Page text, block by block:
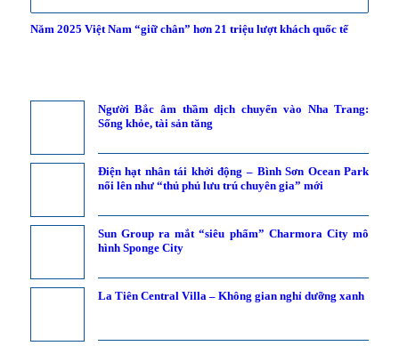
Năm 2025 Việt Nam “giữ chân” hơn 21 triệu lượt khách quốc tế
Người Bắc âm thầm dịch chuyển vào Nha Trang:
Sống khỏe, tài sản tăng
Điện hạt nhân tái khởi động – Bình Sơn Ocean Park
nổi lên như “thủ phủ lưu trú chuyên gia” mới
Sun Group ra mắt “siêu phẩm” Charmora City mô
hình Sponge City
La Tiên Central Villa – Không gian nghỉ dưỡng xanh